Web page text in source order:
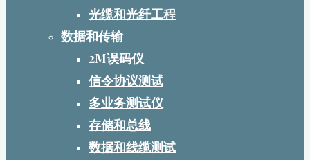
光缆和光纤工程
数据和传输
2M误码仪
信令协议测试
多业务测试仪
存储和总线
数据和线缆测试